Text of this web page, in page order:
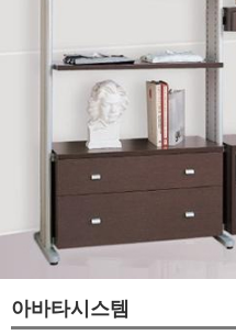
아바타시스템